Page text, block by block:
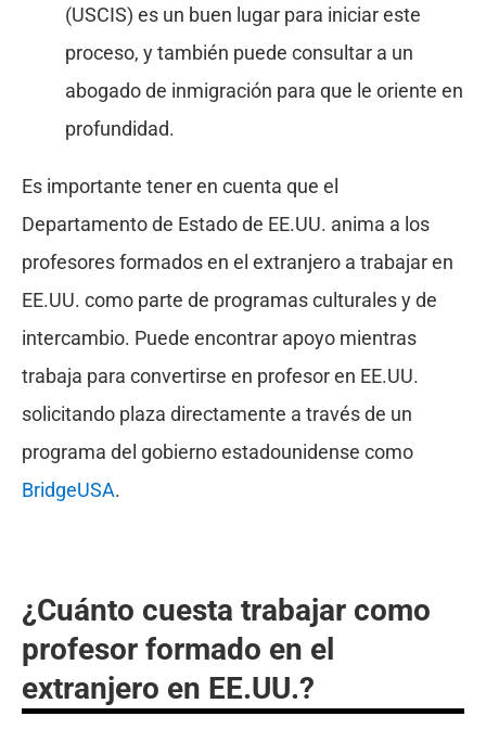
(USCIS) es un buen lugar para iniciar este
proceso, y también puede consultar a un
abogado de inmigración para que le oriente en
profundidad.
Es importante tener en cuenta que el
Departamento de Estado de EE.UU. anima a los
profesores formados en el extranjero a trabajar en
EE.UU. como parte de programas culturales y de
intercambio. Puede encontrar apoyo mientras
trabaja para convertirse en profesor en EE.UU.
solicitando plaza directamente a través de un
programa del gobierno estadounidense como
BridgeUSA.
¿Cuánto cuesta trabajar como
profesor formado en el
extranjero en EE.UU.?